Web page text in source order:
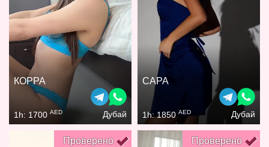
КОРРА
1h: 1700 AED Дубай
САРА
1h: 1850 AED Дубай
Проверено Проверено